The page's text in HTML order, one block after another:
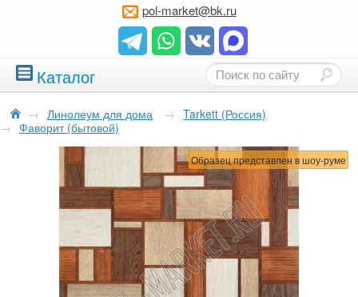
pol-market@bk.ru
Каталог
→ Линолеум для дома → Tarkett (Россия)
→ Фаворит (бытовой)
Образец представлен в шоу-руме